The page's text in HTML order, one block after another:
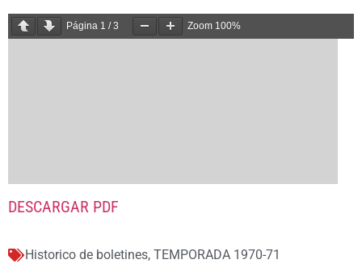
Página 1 /3 Zoom 100%
DESCARGAR PDF
Historico de boletines, TEMPORADA 1970-71